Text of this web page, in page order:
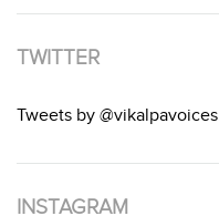
TWITTER
Tweets by @vikalpavoices
INSTAGRAM